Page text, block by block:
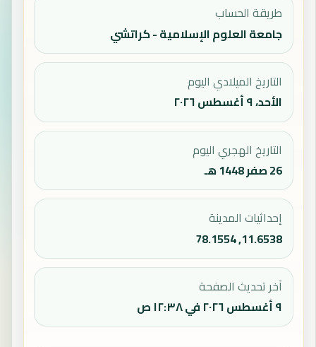
طريقة الحساب
جامعة العلوم الإسلامية - كراتشي
التاريخ الميلادي اليوم
الأحد، ٩ أغسطس ٢٠٢٦
التاريخ الهجري اليوم
26 صفر 1448 هـ
إحداثيات المدينة
11.6538, 78.1554
آخر تحديث الصفحة
٩ أغسطس ٢٠٢٦ في ١٢:٣٨ ص